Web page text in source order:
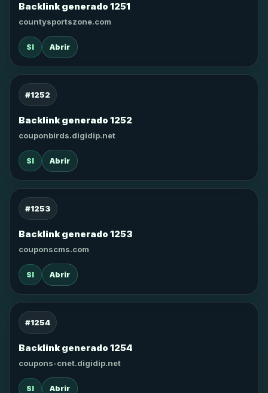
Backlink generado 1251
countysportszone.com
SI Abrir
#1252
Backlink generado 1252
couponbirds.digidip.net
SI Abrir
#1253
Backlink generado 1253
couponscms.com
SI Abrir
#1254
Backlink generado 1254
coupons-cnet.digidip.net
SI Abrir